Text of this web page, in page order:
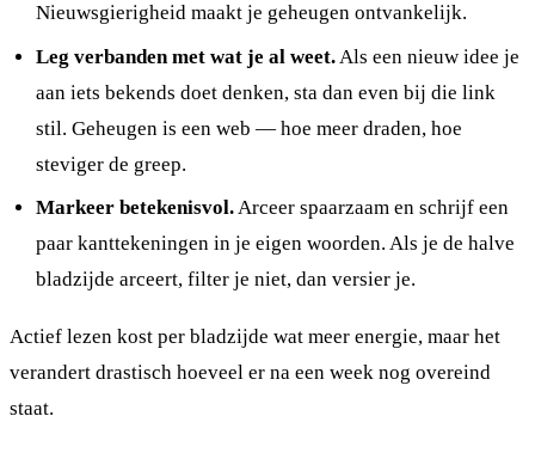
Nieuwsgierigheid maakt je geheugen ontvankelijk.
Leg verbanden met wat je al weet. Als een nieuw idee je
aan iets bekends doet denken, sta dan even bij die link
stil. Geheugen is een web — hoe meer draden, hoe
steviger de greep.
Markeer betekenisvol.Arceer spaarzaam en schrijf een
paar kanttekeningen in je eigen woorden. Als je de halve
bladzijde arceert, filter je niet, dan versier je.
Actief lezen kost per bladzijde wat meer energie, maar het
verandert drastisch hoeveel er na een week nog overeind
staat.